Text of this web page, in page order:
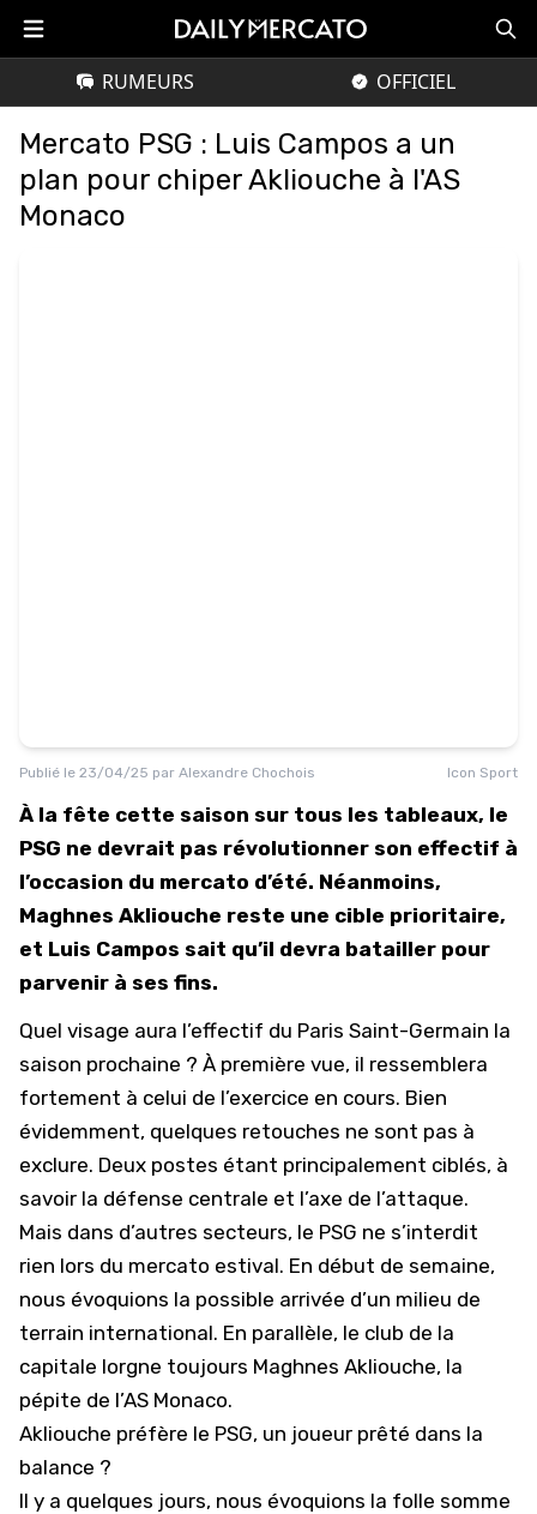
RUMEURS OFFICIEL
Mercato PSG : Luis Campos a un
plan pour chiper Akliouche à l'AS
Monaco
Publié le 23/04/25 par Alexandre Chochois Icon Sport
À la fête cette saison sur tous les tableaux, le
PSG ne devrait pas révolutionner son effectif à
l’occasion du mercato d’été. Néanmoins,
Maghnes Akliouche reste une cible prioritaire,
et Luis Campos sait qu’il devra batailler pour
parvenir à ses fins.
Quel visage aura l’effectif du Paris Saint-Germain la
saison prochaine ? À première vue, il ressemblera
fortement à celui de l’exercice en cours. Bien
évidemment, quelques retouches ne sont pas à
exclure. Deux postes étant principalement ciblés, à
savoir la défense centrale et l’axe de l’attaque.
Mais dans d’autres secteurs, le PSG ne s’interdit
rien lors du mercato estival. En début de semaine,
nous évoquions la possible arrivée d’un milieu de
terrain international. En parallèle, le club de la
capitale lorgne toujours Maghnes Akliouche, la
pépite de l’AS Monaco.
Akliouche préfère le PSG, un joueur prêté dans la
balance ?
Il y a quelques jours, nous évoquions la folle somme